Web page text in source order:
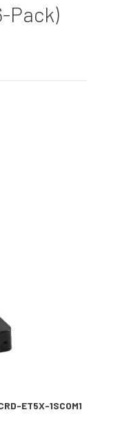
Pack)
ET5X-1SCOM1